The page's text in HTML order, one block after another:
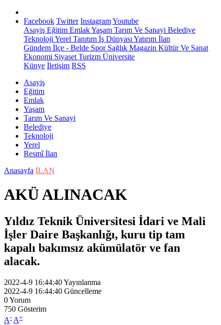
Facebook Twitter InstagramYoutube
Asayiş Eğitim EmlakYaşam Tarım Ve Sanayi Belediye
Teknoloji Yerel Tanıtım İş Dünyası Yatırım İlan
Gündem İlçe - Belde SporSağlık Magazin Kültür Ve Sanat
Ekonomi Siyaset Turizm Üniversite
Künye İletişim RSS
Asayiş
Eğitim
Emlak
Yaşam
Tarım Ve Sanayi
Belediye
Teknoloji
Yerel
Resmî İlan
Anasayfa İLAN
AKÜ ALINACAK
Yıldız Teknik Üniversitesi İdari ve Mali
İşler Daire Başkanlığı, kuru tip tam
kapalı bakımsız akümülatör ve fan
alacak.
2022-4-9 16:44:40Yayınlanma
2022-4-9 16:44:40 Güncelleme
0Yorum
750 Gösterim
A- A+